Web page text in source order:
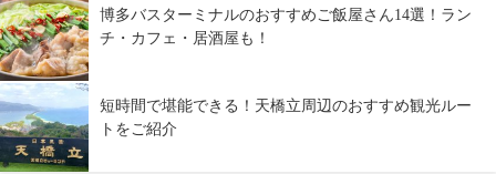
博多バスターミナルのおすすめご飯屋さん14選！ラン
チ・カフェ・居酒屋も！
短時間で堪能できる！天橋立周辺のおすすめ観光ルー
トをご紹介